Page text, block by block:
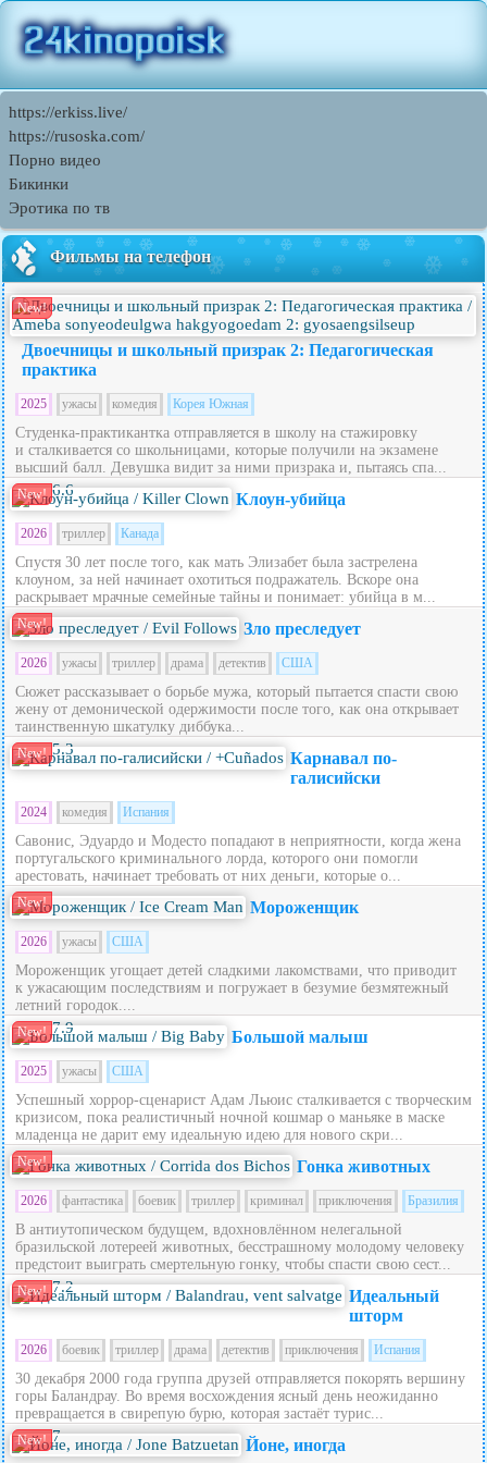
https://erkiss.live/
https://rusoska.com/
Порно видео
Бикинки
Эротика по тв
Фильмы на телефон
New!
Двоечницы и школьный призрак 2: Педагогическая
практика
2025 ужасы комедия Корея Южная
Студенка-практикантка отправляется в школу на стажировку
и сталкивается со школьницами, которые получили на экзамене
высший балл. Девушка видит за ними призрака и, пытаясь спа...
New! 6.6 Клоун-убийца
2026 триллер Канада
Спустя 30 лет после того, как мать Элизабет была застрелена
клоуном, за ней начинает охотиться подражатель. Вскоре она
раскрывает мрачные семейные тайны и понимает: убийца в м...
New! Зло преследует
2026 ужасы триллер драма детектив США
Сюжет рассказывает о борьбе мужа, который пытается спасти свою
жену от демонической одержимости после того, как она открывает
таинственную шкатулку диббука...
New! 5.3
Карнавал по-
галисийски
2024 комедия Испания
Савонис, Эдуардо и Модесто попадают в неприятности, когда жена
португальского криминального лорда, которого они помогли
арестовать, начинает требовать от них деньги, которые о...
New! Мороженщик
2026 ужасы США
Мороженщик угощает детей сладкими лакомствами, что приводит
к ужасающим последствиям и погружает в безумие безмятежный
летний городок....
New! 7.9 Большой малыш
2025 ужасы США
Успешный хоррор-сценарист Адам Льюис сталкивается с творческим
кризисом, пока реалистичный ночной кошмар о маньяке в маске
младенца не дарит ему идеальную идею для нового скри...
New! Гонка животных
2026 фантастика боевик триллер криминал приключения Бразилия
В антиутопическом будущем, вдохновлённом нелегальной
бразильской лотереей животных, бесстрашному молодому человеку
предстоит выиграть смертельную гонку, чтобы спасти свою сест...
New! 7.2
Идеальный
шторм
2026 боевик триллер драма детектив приключения Испания
30 декабря 2000 года группа друзей отправляется покорять вершину
горы Баландрау. Во время восхождения ясный день неожиданно
превращается в свирепую бурю, которая застаёт турис...
New! 7 Йоне, иногда